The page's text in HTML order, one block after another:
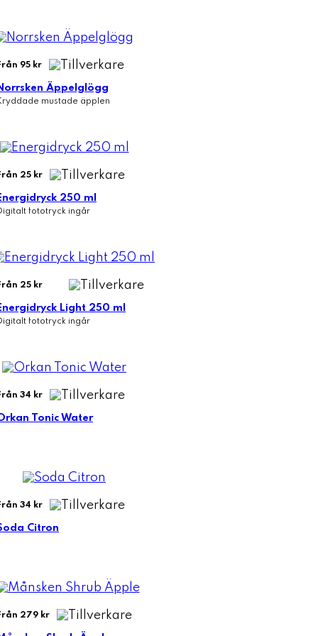
95 kr
Äppelglögg
mustade äpplen
25 kr
250 ml
fototryck ingår
25 kr
Light 250 ml
fototryck ingår
34 kr
Tonic Water
34 kr
Citron
279 kr